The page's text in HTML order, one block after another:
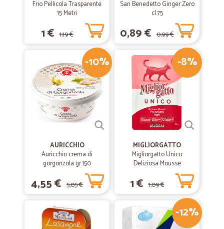
spesa. Fatto l'ordine mi è arrivato tutto stando comodamente a casa,
compresi gli alimenti freschi. Da provare!
Frio Pellicola Trasparente
15 Metri
1 € 1,19 €
San Benedetto Ginger Zero
cl.75
0,89 € 0,99 €
-10%
AURICCHIO
Auricchio crema di
gorgonzola gr.150
4,55 € 5,05 €
-8%
MIGLIORGATTO
Migliorgatto Unico
Deliziosa Mousse
Prosciutto 85 gr.
1 € 1,09 €
-12%